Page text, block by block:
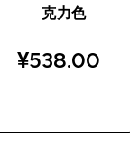
克力色
¥538.00‎